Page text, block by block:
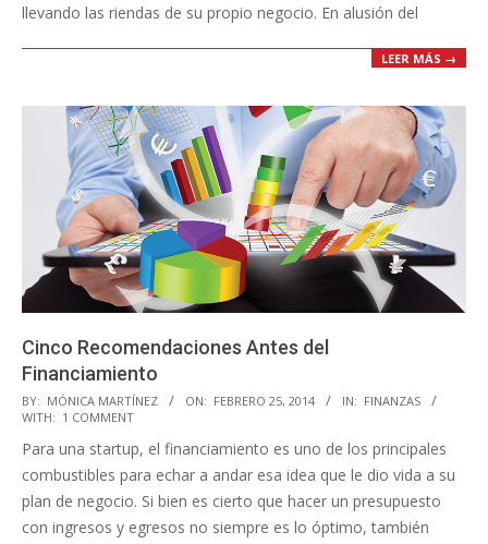
llevando las riendas de su propio negocio. En alusión del
LEER MÁS →
Cinco Recomendaciones Antes del
Financiamiento
2014-
02-
25
BY: MÓNICA MARTÍNEZ ON: FEBRERO 25, 2014 IN: FINANZAS
WITH: 1 COMMENT
Para una startup, el financiamiento es uno de los principales
combustibles para echar a andar esa idea que le dio vida a su
plan de negocio. Si bien es cierto que hacer un presupuesto
con ingresos y egresos no siempre es lo óptimo, también